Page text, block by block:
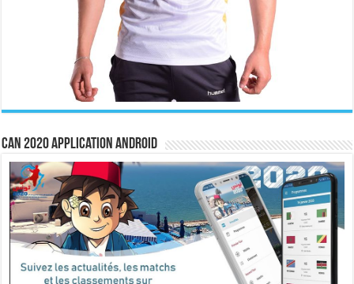
CAN 2020 Application Android